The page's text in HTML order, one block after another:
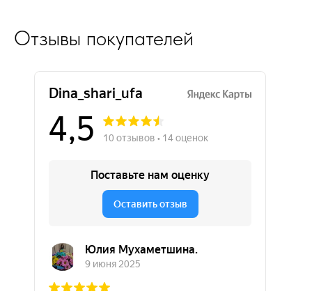
Отзывы покупателей